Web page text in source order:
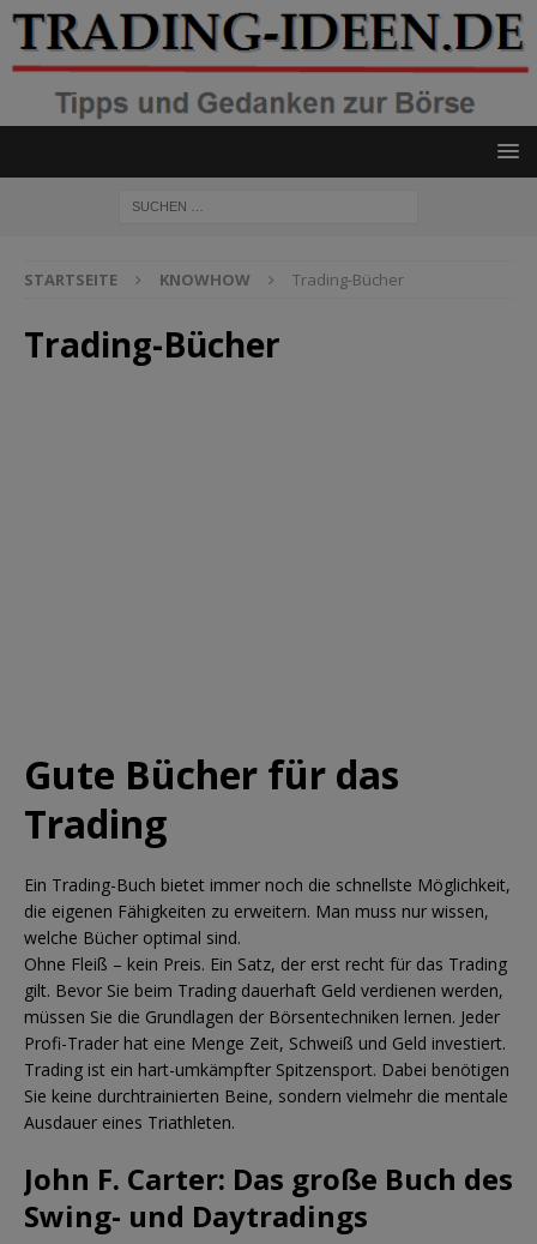
STARTSEITE KNOWHOW Trading-Bücher
Trading-Bücher
Gute Bücher für das
Trading
Ein Trading-Buch bietet immer noch die schnellste Möglichkeit,
die eigenen Fähigkeiten zu erweitern. Man muss nur wissen,
welche Bücher optimal sind.
Ohne Fleiß – kein Preis. Ein Satz, der erst recht für das Trading
gilt. Bevor Sie beim Trading dauerhaft Geld verdienen werden,
müssen Sie die Grundlagen der Börsentechniken lernen. Jeder
Profi-Trader hat eine Menge Zeit, Schweiß und Geld investiert.
Trading ist ein hart-umkämpfter Spitzensport. Dabei benötigen
Sie keine durchtrainierten Beine, sondern vielmehr die mentale
Ausdauer eines Triathleten.
John F. Carter: Das große Buch des
Swing- und Daytradings